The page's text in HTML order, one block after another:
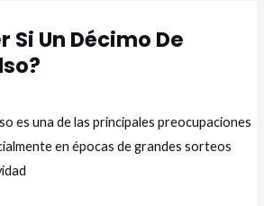
Si Un Décimo De
es una de las principales preocupaciones
en épocas de grandes sorteos